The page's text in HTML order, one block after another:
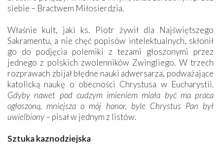
siebie – Bractwem Miłosierdzia.
Właśnie kult, jaki ks. Piotr żywił dla Najświętszego
Sakramentu, a nie chęć popisów intelektualnych, skłonił
go do podjęcia polemiki z tezami głoszonymi przez
jednego z polskich zwolenników Zwingliego. W trzech
rozprawach zbijał błędne nauki adwersarza, podważające
katolicką naukę o obecności Chrystusa w Eucharystii.
Gdyby nawet pod cudzym imieniem miała być ma praca
ogłoszoną, mniejsza o mój honor, byle Chrystus Pan był
uwielbiony– pisał w jednym z listów.
Sztuka kaznodziejska